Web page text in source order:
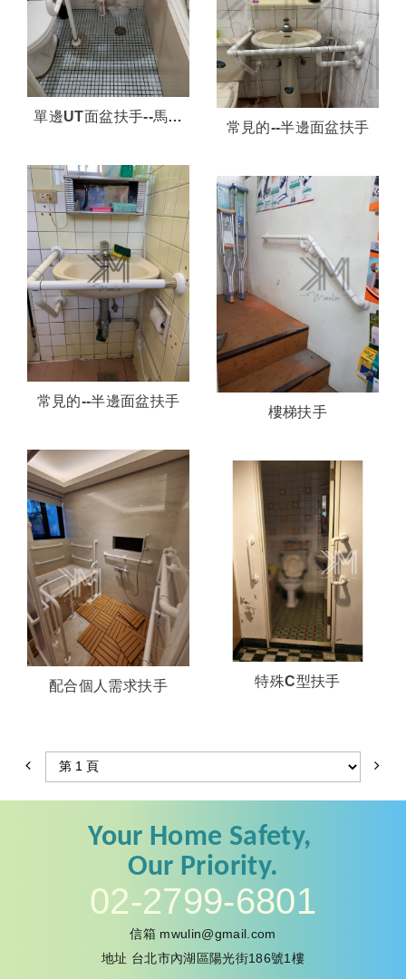
單邊UT面盆扶手--馬桶
常見的--半邊面盆扶手
常見的--半邊面盆扶手
樓梯扶手
配合個人需求扶手 特殊C型扶手
Your Home Safety,
Our Priority.
02-2799-6801
信箱 mwulin@gmail.com
地址 台北市內湖區陽光街186號1樓